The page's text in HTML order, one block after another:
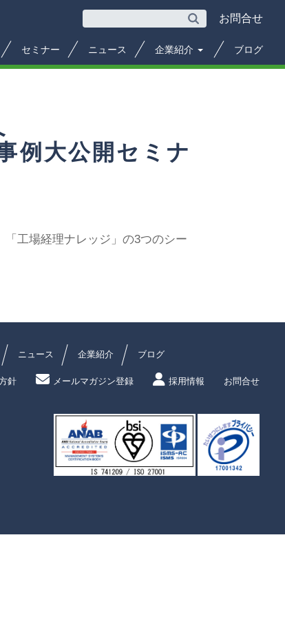
お問合せ
セミナー ニュース 企業紹介 ブログ
例大公開セミナ
工場経理ナレッジ」の3つのシー
ニュース 企業紹介 ブログ
針 メールマガジン登録 採用情報 お問合せ